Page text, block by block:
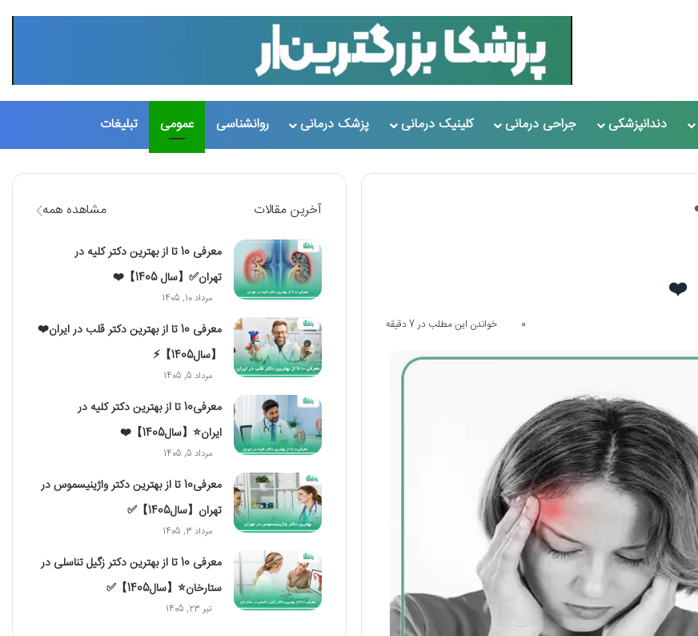
دندانپزشکی جراحی درمانی کلینیک درمانی پزشک درمانی روانشناسی عمومی تبلیغات
0 خواندن این مطلب در 7 دقیقه
آخرین مقالات مشاهده همه
معرفی 10 تا از بهترین دکتر کلیه در
تهران✅【سال 1405】❤️
مرداد 10, 1405
معرفی 10 تا از بهترین دکتر قلب در ایران❤️
【سال1405】⚡️
مرداد 5, 1405
معرفی10 تا از بهترین دکتر کلیه در
ایران⭐【سال1405】❤️
مرداد 5, 1405
معرفی10 تا از بهترین دکتر واژینیسموس در
تهران【سال1405】✅
مرداد 3, 1405
معرفی 10 تا از بهترین دکتر زگیل تناسلی در
ستارخان⭐【سال1405】✅
تیر 23, 1405